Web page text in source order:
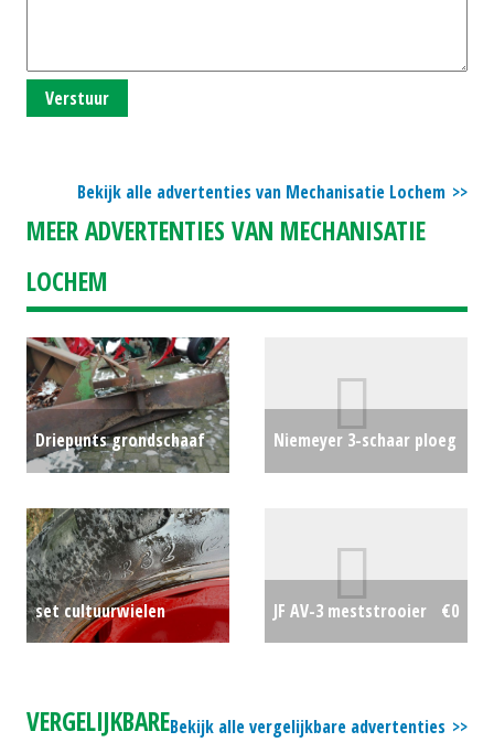
Verstuur
Bekijk alle advertenties van Mechanisatie Lochem
MEER ADVERTENTIES VAN MECHANISATIE
LOCHEM
Driepunts grondschaaf
Niemeyer 3-schaar ploeg
set cultuurwielen
JF AV-3 meststrooier €0
Bekijk alle vergelijkbare advertenties
VERGELIJKBARE